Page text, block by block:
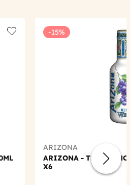
Add to wishlist
-15%
ARIZONA
ARIZONA - THE
X6